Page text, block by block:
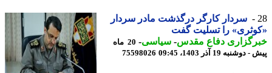
سردار کارگر درگذشت مادر سردار
را تسلیت گفت
دفاع مقدس-سیاسی-
20 ماه
19 آذر 1403، 09:45
75598026